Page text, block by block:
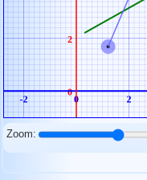
Zoom: